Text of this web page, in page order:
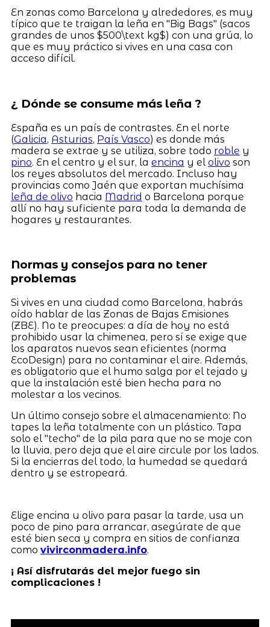
En zonas como Barcelona y alrededores, es muy
típico que te traigan la leña en "Big Bags" (sacos
grandes de unos $500\text kg$) con una grúa, lo
que es muy práctico si vives en una casa con
acceso difícil.
¿ Dónde se consume más leña ?
España es un país de contrastes. En el norte
(Galicia, Asturias, País Vasco) es donde más
madera se extrae y se utiliza, sobre todo roble y
pino. En el centro y el sur, la encina y el olivo son
los reyes absolutos del mercado. Incluso hay
provincias como Jaén que exportan muchísima
leña de olivo hacia Madrid o Barcelona porque
allí no hay suficiente para toda la demanda de
hogares y restaurantes.
Normas y consejos para no tener
problemas
Si vives en una ciudad como Barcelona, habrás
oído hablar de las Zonas de Bajas Emisiones
(ZBE). No te preocupes: a día de hoy no está
prohibido usar la chimenea, pero sí se exige que
los aparatos nuevos sean eficientes (norma
EcoDesign) para no contaminar el aire. Además,
es obligatorio que el humo salga por el tejado y
que la instalación esté bien hecha para no
molestar a los vecinos.
Un último consejo sobre el almacenamiento: No
tapes la leña totalmente con un plástico. Tapa
solo el "techo" de la pila para que no se moje con
la lluvia, pero deja que el aire circule por los lados.
Si la encierras del todo, la humedad se quedará
dentro y se estropeará.
Elige encina u olivo para pasar la tarde, usa un
poco de pino para arrancar, asegúrate de que
esté bien seca y compra en sitios de confianza
como vivirconmadera.info.
¡ Así disfrutarás del mejor fuego sin
complicaciones !